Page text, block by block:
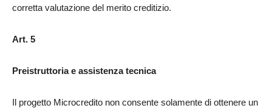
corretta valutazione del merito creditizio.
Art. 5
Preistruttoria e assistenza tecnica
Il progetto Microcredito non consente solamente di ottenere un